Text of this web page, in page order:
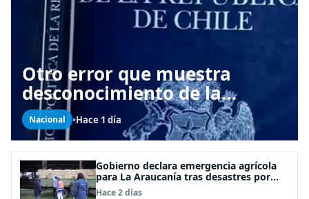
Otro error que muestra
desconocimiento de la
Constitución: Artículo 1
consagra resguardar la
seguridad nacional y
proteger a los ciudadanos
Nacional •Hace 1 día
Gobierno declara emergencia agrícola
para La Araucanía tras desastres por
pasos de sistemas frontales
Hace 2 días